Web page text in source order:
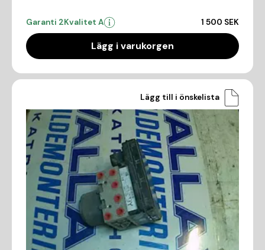
Garanti 2Kvalitet A 1 500 SEK
Lägg i varukorgen
Lägg till i önskelista